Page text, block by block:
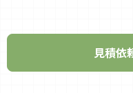
見積依